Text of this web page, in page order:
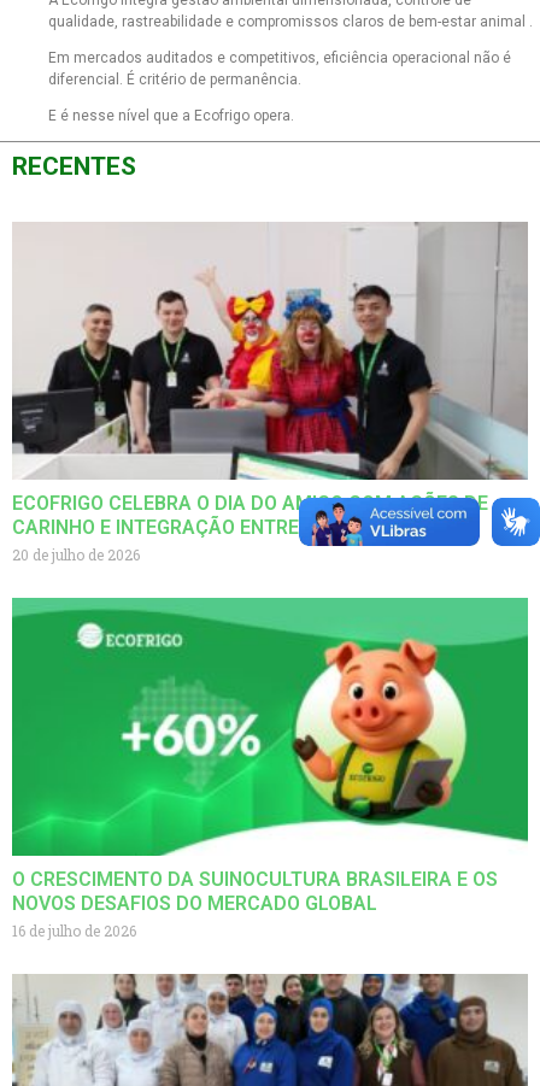
qualidade, rastreabilidade e compromissos claros de bem-estar animal .
Em mercados auditados e competitivos, eficiência operacional não é
diferencial. É critério de permanência.
E é nesse nível que a Ecofrigo opera.
RECENTES
ECOFRIGO CELEBRA O DIA DO AMIGO COM AÇÕES DE
CARINHO E INTEGRAÇÃO ENTRE AS EQUIPES
20 de julho de 2026
O CRESCIMENTO DA SUINOCULTURA BRASILEIRA E OS
NOVOS DESAFIOS DO MERCADO GLOBAL
16 de julho de 2026